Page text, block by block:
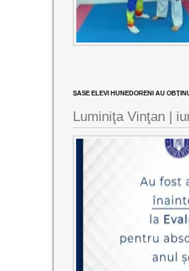
ȘASE ELEVI HUNEDORENI AU
Luminiţa Vinţan |